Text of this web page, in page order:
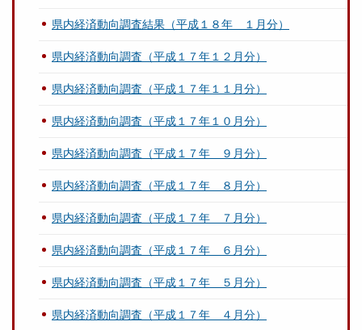
県内経済動向調査結果（平成１８年 １月分）
県内経済動向調査（平成１７年１２月分）
県内経済動向調査（平成１７年１１月分）
県内経済動向調査（平成１７年１０月分）
県内経済動向調査（平成１７年 ９月分）
県内経済動向調査（平成１７年 ８月分）
県内経済動向調査（平成１７年 ７月分）
県内経済動向調査（平成１７年 ６月分）
県内経済動向調査（平成１７年 ５月分）
県内経済動向調査（平成１７年 ４月分）